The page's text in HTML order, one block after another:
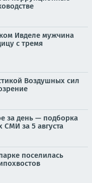
Ивделе мужчина
с тремя
Воздушных сил
за день — подборка
за 5 августа
поселилась